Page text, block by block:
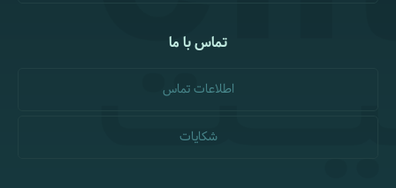
تماس با ما
اطلاعات تماس
شکایات